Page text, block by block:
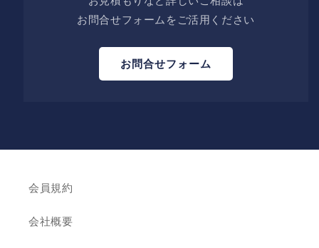
お問合せフォームをご活用ください
お問合せフォーム
会員規約
会社概要